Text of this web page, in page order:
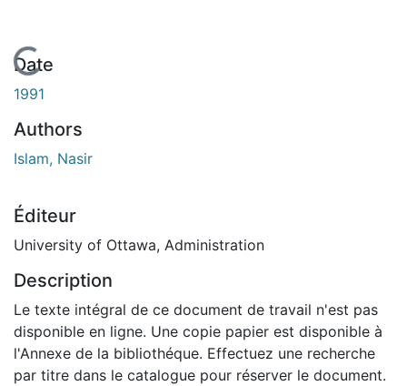
En cours de chargement...
Date
1991
Authors
Islam, Nasir
Éditeur
University of Ottawa, Administration
Description
Le texte intégral de ce document de travail n'est pas
disponible en ligne. Une copie papier est disponible à
l'Annexe de la bibliothéque. Effectuez une recherche
par titre dans le catalogue pour réserver le document.